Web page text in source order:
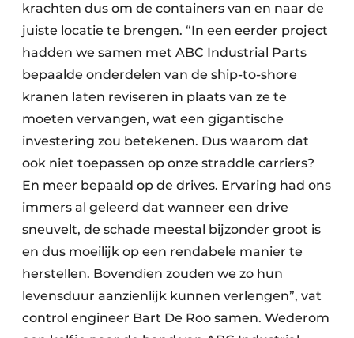
krachten dus om de containers van en naar de
juiste locatie te brengen. “In een eerder project
hadden we samen met ABC Industrial Parts
bepaalde onderdelen van de ship-to-shore
kranen laten reviseren in plaats van ze te
moeten vervangen, wat een gigantische
investering zou betekenen. Dus waarom dat
ook niet toepassen op onze straddle carriers?
En meer bepaald op de drives. Ervaring had ons
immers al geleerd dat wanneer een drive
sneuvelt, de schade meestal bijzonder groot is
en dus moeilijk op een rendabele manier te
herstellen. Bovendien zouden we zo hun
levensduur aanzienlijk kunnen verlengen”, vat
control engineer Bart De Roo samen. Wederom